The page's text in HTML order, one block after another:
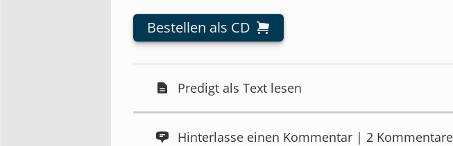
Bestellen als CD
Predigt als Text lesen
Hinterlasse einen Kommentar | 2 Kommentare